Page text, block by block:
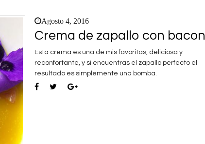
Agosto 4, 2016
Crema de zapallo con bacon
Esta crema es una de mis favoritas, deliciosa y
reconfortante, y si encuentras el zapallo perfecto el
resultado es simplemente una bomba.